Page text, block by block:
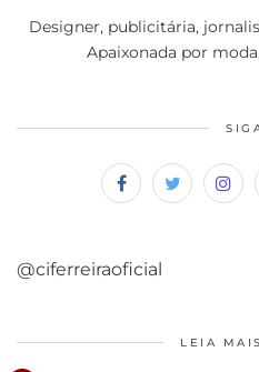
Designer, publicitária,
Apaixonada por
@ciferreiraoficial
LEIA